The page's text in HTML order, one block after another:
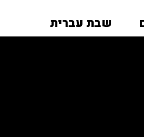
שבת עברית